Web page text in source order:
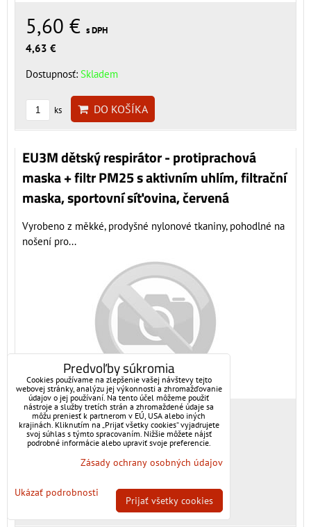
5,60 € s DPH
4,63 €
Dostupnosť: Skladem
ks DO KOŠÍKA
EU3M dětský respirátor - protiprachová
maska + filtr PM25 s aktivním uhlím, filtrační
maska, sportovní síťovina, červená
Vyrobeno z měkké, prodyšné nylonové tkaniny, pohodlné na
nošení pro...
5,60 €s DPH
4,63 €
Skladem
DO KOŠÍKA
Predvoľby súkromia
Cookies používame na zlepšenie vašej návštevy tejto
webovej stránky, analýzu jej výkonnosti a zhromažďovanie
údajov o jej používaní. Na tento účel môžeme použiť
nástroje a služby tretích strán a zhromaždené údaje sa
môžu preniesť k partnerom v EÚ, USA alebo iných
krajinách. Kliknutím na „Prijať všetky cookies“ vyjadrujete
svoj súhlas s týmto spracovaním. Nižšie môžete nájsť
podrobné informácie alebo upraviť svoje preferencie.
Zásady ochrany osobných údajov
Ukázať podrobnosti
Prijať všetky cookies